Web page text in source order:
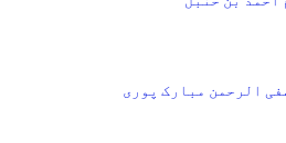
الرحمن مبارک پوری